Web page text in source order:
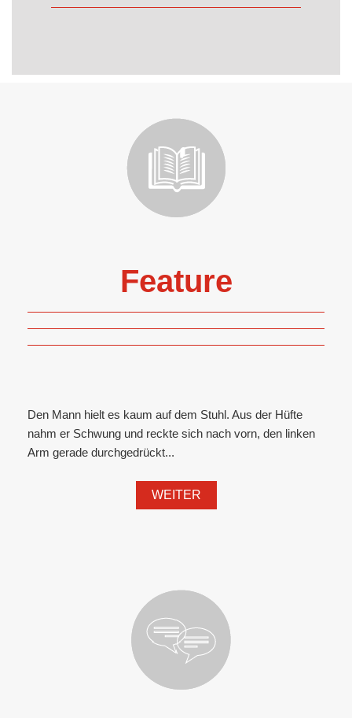
Feature
Den Mann hielt es kaum auf dem Stuhl. Aus der Hüfte
nahm er Schwung und reckte sich nach vorn, den linken
Arm gerade durchgedrückt...
WEITER